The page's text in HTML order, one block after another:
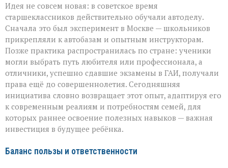
Идея не совсем новая: в советское время
старшеклассников действительно обучали автоделу.
Сначала это был эксперимент в Москве — школьников
прикрепляли к автобазам и опытным инструкторам.
Позже практика распространилась по стране: ученики
могли выбрать путь любителя или профессионала, а
отличники, успешно сдавшие экзамены в ГАИ, получали
права ещё до совершеннолетия. Сегодняшняя
инициатива словно возвращает этот опыт, адаптируя его
к современным реалиям и потребностям семей, для
которых раннее освоение полезных навыков — важная
инвестиция в будущее ребёнка.
Баланс пользы и ответственности